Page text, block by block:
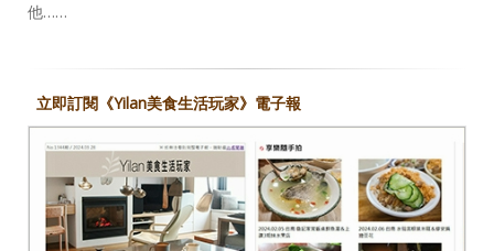
他……
立即訂閱《Yilan美食生活玩家》電子報